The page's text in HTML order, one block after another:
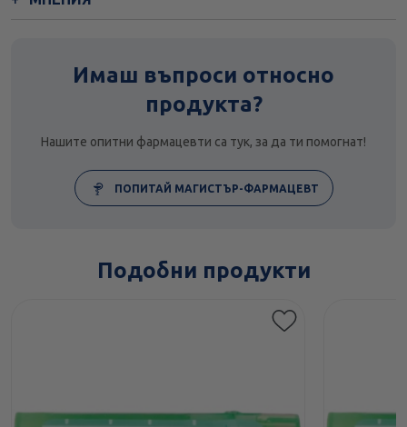
Имаш въпроси относно
продукта?
Нашите опитни фармацевти са тук, за да ти помогнат!
ПОПИТАЙ МАГИСТЪР-ФАРМАЦЕВТ
Подобни продукти